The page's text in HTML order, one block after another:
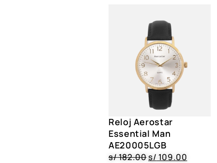
Reloj Aerostar
Essential Man
AE20005LGB
s/182.00s/ 109.00